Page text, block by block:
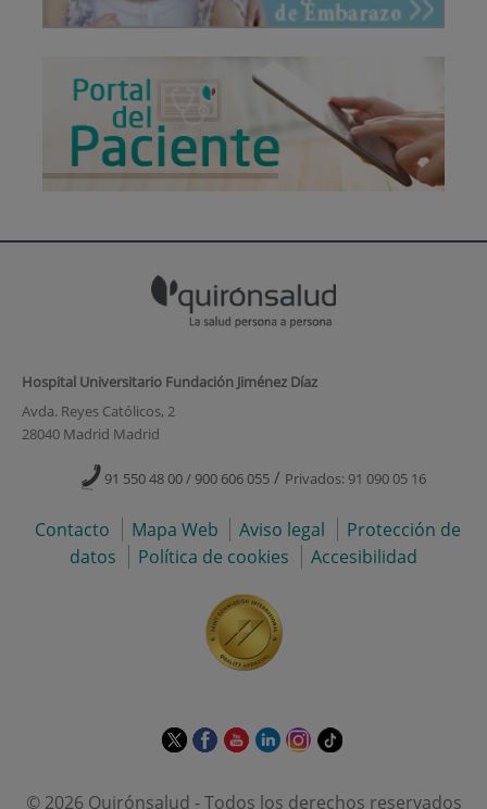
Hospital Universitario Fundación Jiménez Díaz
Avda. Reyes Católicos, 2
28040 Madrid Madrid
91 550 48 00 / 900 606 055 / Privados: 91 090 05 16
Contacto Mapa Web Aviso legal
Protección de
datos
Política de cookies Accesibilidad
Este Este EsteEsteEste Enlace
© 2026 Quirónsalud - Todos los derechos reservados